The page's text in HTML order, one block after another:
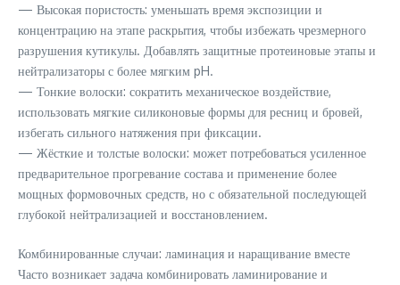
— Высокая пористость: уменьшать время экспозиции и
концентрацию на этапе раскрытия, чтобы избежать чрезмерного
разрушения кутикулы. Добавлять защитные протеиновые этапы и
нейтрализаторы с более мягким pH.
— Тонкие волоски: сократить механическое воздействие,
использовать мягкие силиконовые формы для ресниц и бровей,
избегать сильного натяжения при фиксации.
— Жёсткие и толстые волоски: может потребоваться усиленное
предварительное прогревание состава и применение более
мощных формовочных средств, но с обязательной последующей
глубокой нейтрализацией и восстановлением.
Комбинированные случаи: ламинация и наращивание вместе
Часто возникает задача комбинировать ламинирование и